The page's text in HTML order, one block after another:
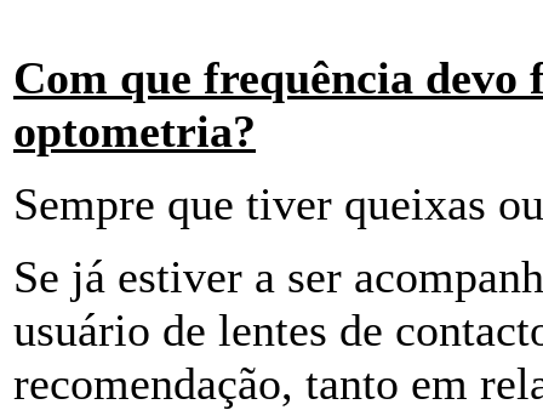
Com que frequência devo
optometria?
Sempre que tiver queixas
Se já estiver a ser
usuário de lentes de
recomendação, tanto em